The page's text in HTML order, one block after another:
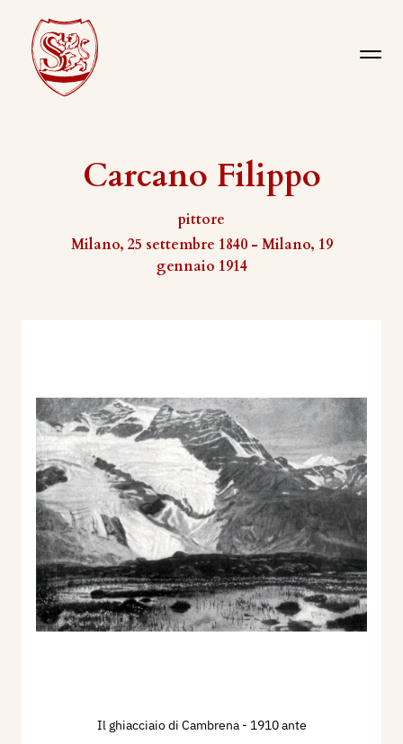
Carcano Filippo
pittore
Milano, 25 settembre 1840 - Milano, 19
gennaio 1914
Il ghiacciaio di Cambrena - 1910 ante